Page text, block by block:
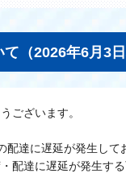
（2026年6月3日
ございます。
達に遅延が発生して
配達に遅延が発生する